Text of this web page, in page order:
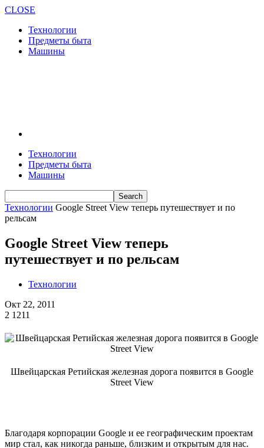
CLOSE
Технологии
Предметы быта
Машины
Технологии
Предметы быта
Машины
Технологии Google Street View теперь путешествует и по
рельсам
Google Street View теперь
путешествует и по рельсам
Технологии
Окт 22, 2011
2 1211
Швейцарская Ретийская железная дорога появится в Google
Street View
Благодаря корпорации Google и ее географическим проектам
мир стал, как никогда раньше, близким и открытым для нас.